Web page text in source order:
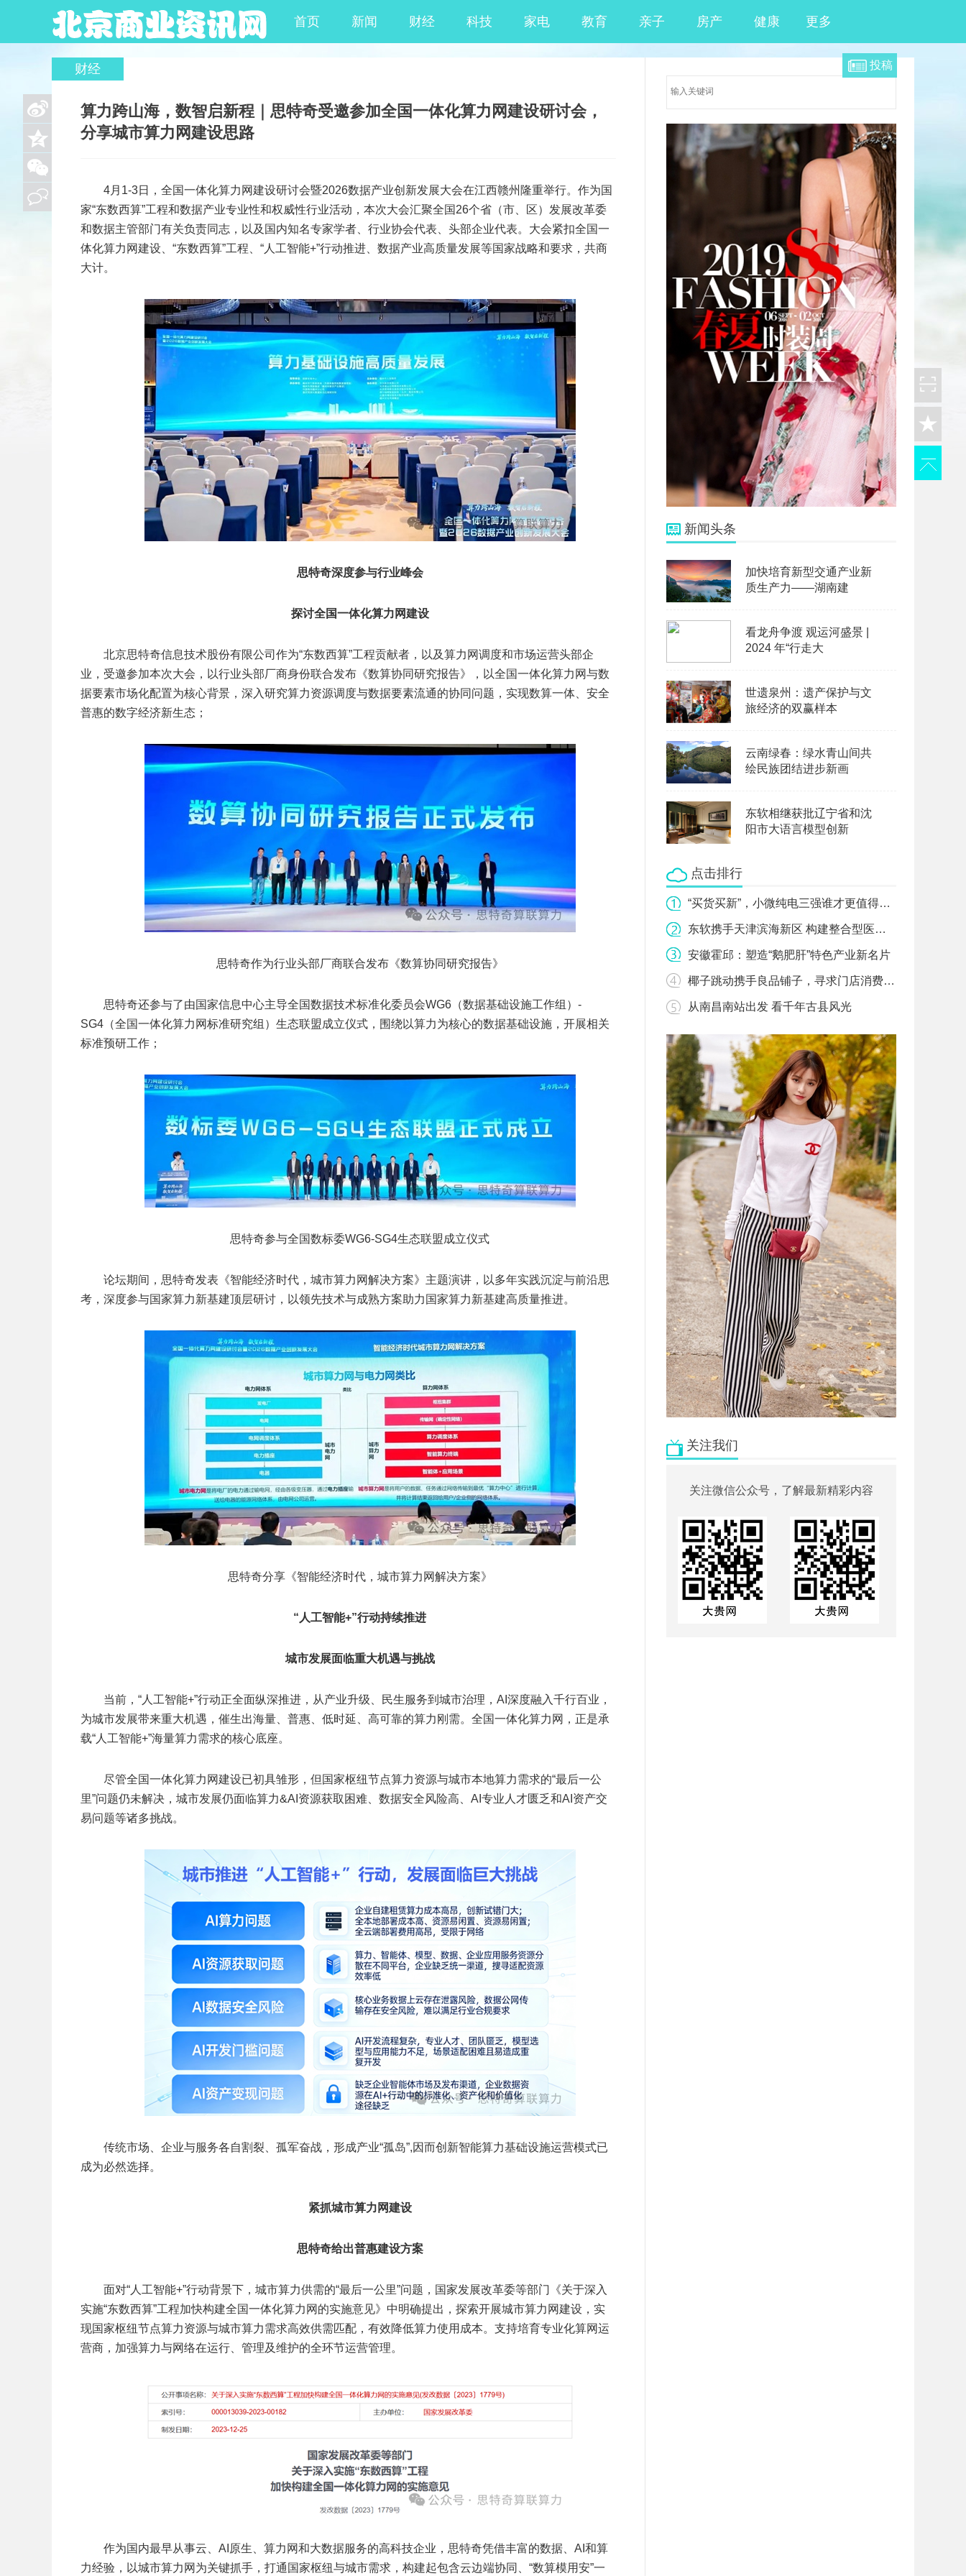
首页 新闻 财经 科技 家电 教育 亲子 房产 健康 更多
投稿
财经
算力跨山海，数智启新程｜思特奇受邀参加全国一体化算力网建设研讨会，
分享城市算力网建设思路
4月1-3日，全国一体化算力网建设研讨会暨2026数据产业创新发展大会在江西赣州隆重举行。作为国
家“东数西算”工程和数据产业专业性和权威性行业活动，本次大会汇聚全国26个省（市、区）发展改革委
和数据主管部门有关负责同志，以及国内知名专家学者、行业协会代表、头部企业代表。大会紧扣全国一
体化算力网建设、“东数西算”工程、“人工智能+”行动推进、数据产业高质量发展等国家战略和要求，共商
大计。
思特奇深度参与行业峰会
探讨全国一体化算力网建设
北京思特奇信息技术股份有限公司作为“东数西算”工程贡献者，以及算力网调度和市场运营头部企
业，受邀参加本次大会，以行业头部厂商身份联合发布《数算协同研究报告》，以全国一体化算力网与数
据要素市场化配置为核心背景，深入研究算力资源调度与数据要素流通的协同问题，实现数算一体、安全
普惠的数字经济新生态；
思特奇作为行业头部厂商联合发布《数算协同研究报告》
思特奇还参与了由国家信息中心主导全国数据技术标准化委员会WG6（数据基础设施工作组）-
SG4（全国一体化算力网标准研究组）生态联盟成立仪式，围绕以算力为核心的数据基础设施，开展相关
标准预研工作；
思特奇参与全国数标委WG6-SG4生态联盟成立仪式
论坛期间，思特奇发表《智能经济时代，城市算力网解决方案》主题演讲，以多年实践沉淀与前沿思
考，深度参与国家算力新基建顶层研讨，以领先技术与成熟方案助力国家算力新基建高质量推进。
思特奇分享《智能经济时代，城市算力网解决方案》
“人工智能+”行动持续推进
城市发展面临重大机遇与挑战
当前，“人工智能+”行动正全面纵深推进，从产业升级、民生服务到城市治理，AI深度融入千行百业，
为城市发展带来重大机遇，催生出海量、普惠、低时延、高可靠的算力刚需。全国一体化算力网，正是承
载“人工智能+”海量算力需求的核心底座。
尽管全国一体化算力网建设已初具雏形，但国家枢纽节点算力资源与城市本地算力需求的“最后一公
里”问题仍未解决，城市发展仍面临算力&AI资源获取困难、数据安全风险高、AI专业人才匮乏和AI资产交
易问题等诸多挑战。
传统市场、企业与服务各自割裂、孤军奋战，形成产业“孤岛”,因而创新智能算力基础设施运营模式已
成为必然选择。
紧抓城市算力网建设
思特奇给出普惠建设方案
面对“人工智能+”行动背景下，城市算力供需的“最后一公里”问题，国家发展改革委等部门《关于深入
实施“东数西算”工程加快构建全国一体化算力网的实施意见》中明确提出，探索开展城市算力网建设，实
现国家枢纽节点算力资源与城市算力需求高效供需匹配，有效降低算力使用成本。支持培育专业化算网运
营商，加强算力与网络在运行、管理及维护的全环节运营管理。
作为国内最早从事云、AI原生、算力网和大数据服务的高科技企业，思特奇凭借丰富的数据、AI和算
力经验，以城市算力网为关键抓手，打通国家枢纽与城市需求，构建起包含云边端协同、“数算模用安”一
新闻头条
加快培育新型交通产业新
质生产力——湖南建
看龙舟争渡 观运河盛景 |
2024 年“行走大
世遗泉州：遗产保护与文
旅经济的双赢样本
云南绿春：绿水青山间共
绘民族团结进步新画
东软相继获批辽宁省和沈
阳市大语言模型创新
点击排行
“买货买新”，小微纯电三强谁才更值得选？
东软携手天津滨海新区 构建整合型医疗健康服务体系
安徽霍邱：塑造“鹅肥肝”特色产业新名片
椰子跳动携手良品铺子，寻求门店消费新模式
从南昌南站出发 看千年古县风光
关注我们
关注微信公众号，了解最新精彩内容